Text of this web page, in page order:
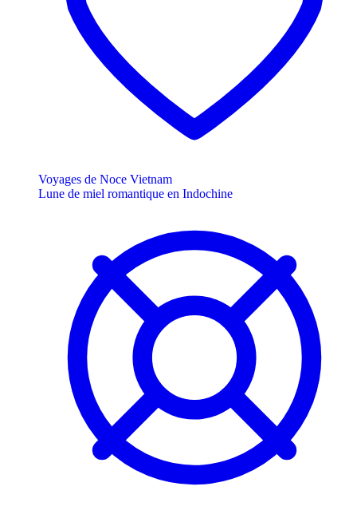
Voyages de Noce Vietnam
Lune de miel romantique en Indochine